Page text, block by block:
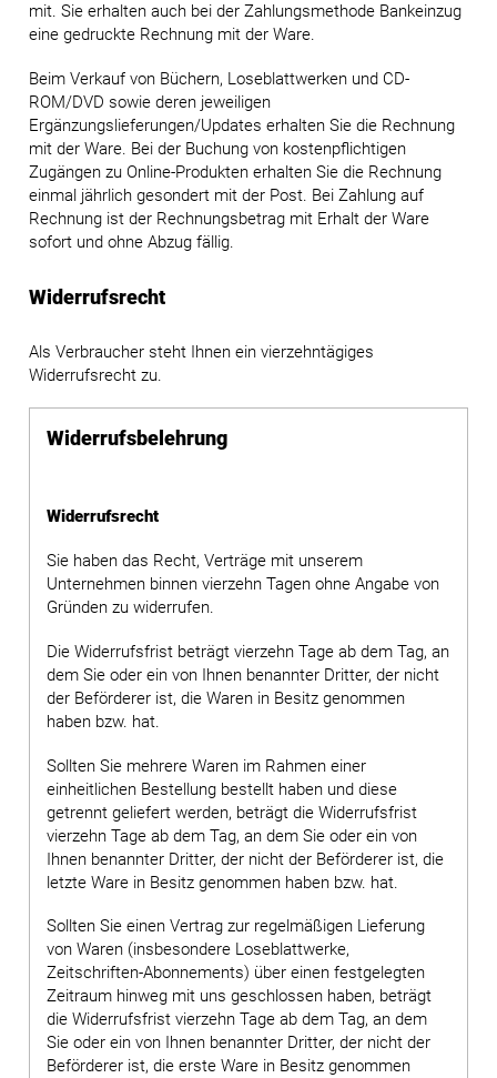
mit. Sie erhalten auch bei der Zahlungsmethode Bankeinzug
eine gedruckte Rechnung mit der Ware.
Beim Verkauf von Büchern, Loseblattwerken und CD-
ROM/DVD sowie deren jeweiligen
Ergänzungslieferungen/Updates erhalten Sie die Rechnung
mit der Ware. Bei der Buchung von kostenpflichtigen
Zugängen zu Online-Produkten erhalten Sie die Rechnung
einmal jährlich gesondert mit der Post. Bei Zahlung auf
Rechnung ist der Rechnungsbetrag mit Erhalt der Ware
sofort und ohne Abzug fällig.
Widerrufsrecht
Als Verbraucher steht Ihnen ein vierzehntägiges
Widerrufsrecht zu.
Widerrufsbelehrung
Widerrufsrecht
Sie haben das Recht, Verträge mit unserem
Unternehmen binnen vierzehn Tagen ohne Angabe von
Gründen zu widerrufen.
Die Widerrufsfrist beträgt vierzehn Tage ab dem Tag, an
dem Sie oder ein von Ihnen benannter Dritter, der nicht
der Beförderer ist, die Waren in Besitz genommen
haben bzw. hat.
Sollten Sie mehrere Waren im Rahmen einer
einheitlichen Bestellung bestellt haben und diese
getrennt geliefert werden, beträgt die Widerrufsfrist
vierzehn Tage ab dem Tag, an dem Sie oder ein von
Ihnen benannter Dritter, der nicht der Beförderer ist, die
letzte Ware in Besitz genommen haben bzw. hat.
Sollten Sie einen Vertrag zur regelmäßigen Lieferung
von Waren (insbesondere Loseblattwerke,
Zeitschriften-Abonnements) über einen festgelegten
Zeitraum hinweg mit uns geschlossen haben, beträgt
die Widerrufsfrist vierzehn Tage ab dem Tag, an dem
Sie oder ein von Ihnen benannter Dritter, der nicht der
Beförderer ist, die erste Ware in Besitz genommen